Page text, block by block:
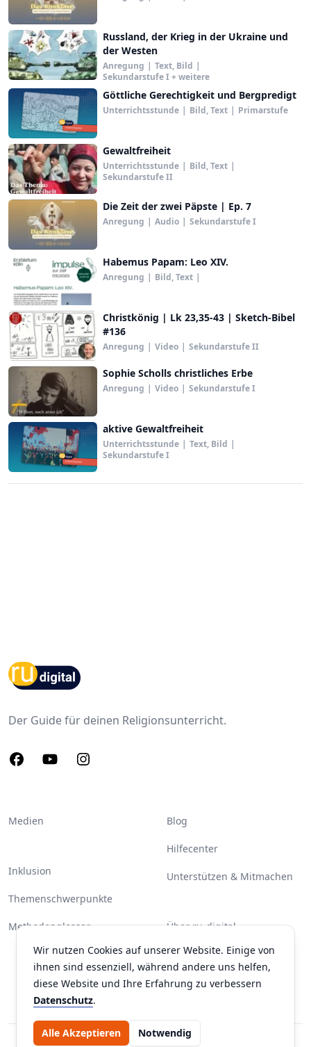
Russland, der Krieg in der Ukraine und
der Westen
Anregung | Text, Bild |
Sekundarstufe I + weitere
Göttliche Gerechtigkeit und Bergpredigt
Unterrichtsstunde | Bild, Text | Primarstufe
Gewaltfreiheit
Unterrichtsstunde | Bild, Text |
Sekundarstufe II
Die Zeit der zwei Päpste | Ep. 7
Anregung | Audio | Sekundarstufe I
Habemus Papam: Leo XIV.
Anregung | Bild, Text |
Christkönig | Lk 23,35-43 | Sketch-Bibel
#136
Anregung | Video | Sekundarstufe II
Sophie Scholls christliches Erbe
Anregung | Video | Sekundarstufe I
aktive Gewaltfreiheit
Unterrichtsstunde | Text, Bild |
Sekundarstufe I
Wir nutzen Cookies auf unserer Website. Einige von
ihnen sind essenziell, während andere uns helfen,
diese Website und Ihre Erfahrung zu verbessern
Datenschutz.
Alle Akzeptieren Notwendig
Footer
Der Guide für deinen Religionsunterricht.
FacebookYoutubeInstagram
Medien
Inklusion
Themenschwerpunkte
Methodenglossar
Blog
Hilfecenter
Unterstützen & Mitmachen
Über ru-digital
Partner & Unterstützer
Kontakt